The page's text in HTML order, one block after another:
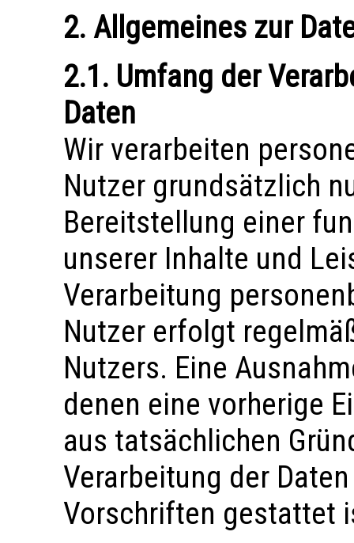
2. Allgemeines zur
2.1. Umfang der
Daten
Wir verarbeiten
Nutzer grundsätzlich
Bereitstellung einer
unserer Inhalte und
Verarbeitung
Nutzer erfolgt
Nutzers. Eine
denen eine vorherige
aus tatsächlichen
Verarbeitung der
Vorschriften gestattet